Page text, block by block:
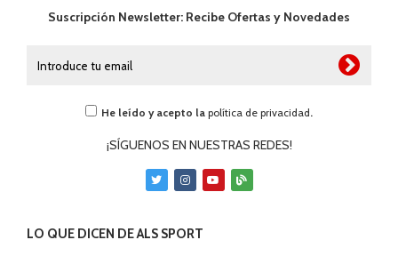
Suscripción Newsletter: Recibe Ofertas y Novedades
He leído y acepto la política de privacidad.
¡SÍGUENOS EN NUESTRAS REDES!
LO QUE DICEN DE ALS SPORT